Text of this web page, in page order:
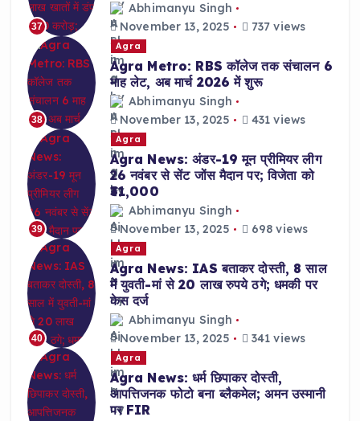
37
Abhimanyu Singh
November 13, 2025
737 views
38
Agra
Agra Metro: RBS कॉलेज तक संचालन 6
माह लेट, अब मार्च 2026 में शुरू
Abhimanyu Singh
November 13, 2025
431 views
39
Agra
Agra News: अंडर-19 मून प्रीमियर लीग
26 नवंबर से सेंट जोंस मैदान पर; विजेता को
₹31,000
Abhimanyu Singh
November 13, 2025
698 views
40
Agra
Agra News: IAS बताकर दोस्ती, 8 साल
में युवती-मां से 20 लाख रुपये ठगे; धमकी पर
केस दर्ज
Abhimanyu Singh
November 13, 2025
341 views
Agra
Agra News: धर्म छिपाकर दोस्ती,
आपत्तिजनक फोटो बना ब्लैकमेल; अमन उस्मानी
पर FIR